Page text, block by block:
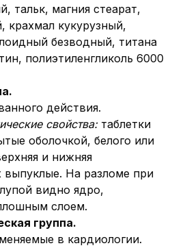
тальк, магния стеарат,
крахмал кукурузный,
безводный, титана
полиэтиленгликоль 6000
действия.
свойства: таблетки
оболочкой, белого или
и нижняя
выпуклые. На разломе при
видно ядро,
слоем.
группа.
в кардиологии.